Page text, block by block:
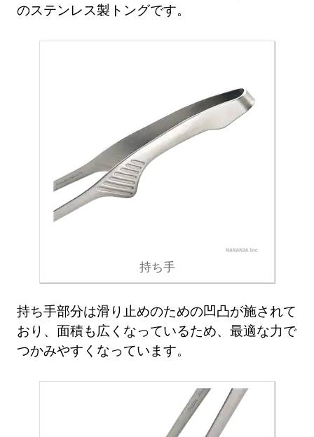
のステンレス製トングです。
持ち手
持ち手部分は滑り止めのための凹凸が施されて
おり、面積も広くなっているため、最適な力で
つかみやすくなっています。